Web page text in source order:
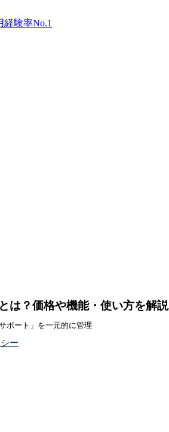
経験率No.1
は？価格や機能・使い方を解説
ポート」を一元的に管理
ー